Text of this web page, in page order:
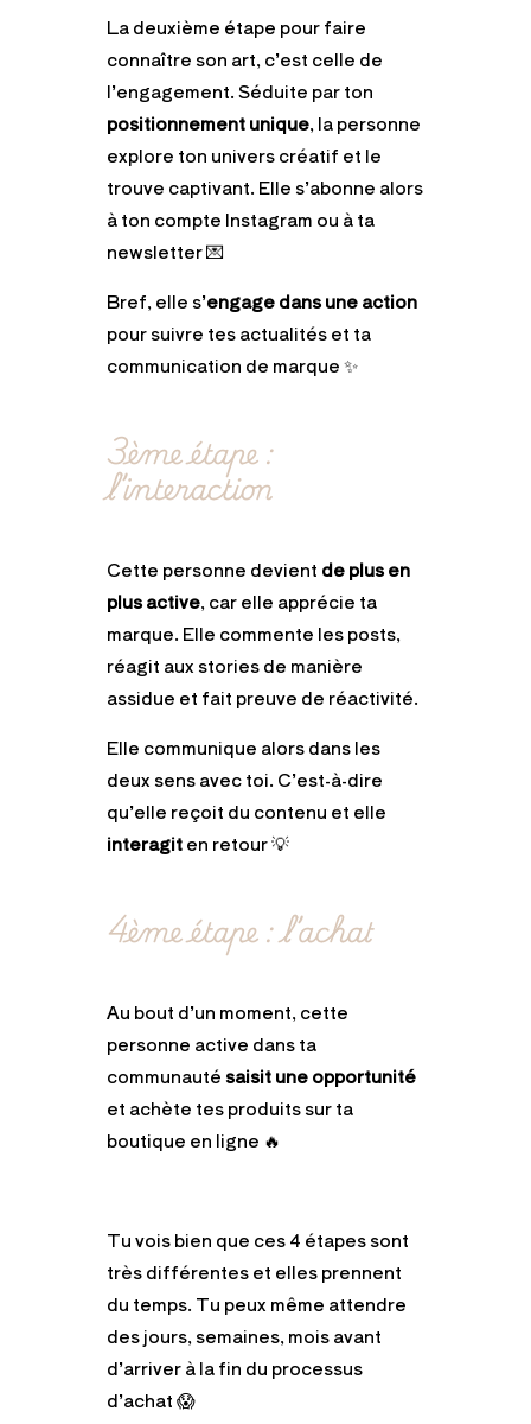
La deuxième étape pour faire
connaître son art, c’est celle de
l’engagement. Séduite par ton
positionnement unique, la personne
explore ton univers créatif et le
trouve captivant. Elle s’abonne alors
à ton compte Instagram ou à ta
newsletter 💌
Bref, elle s’engage dans une action
pour suivre tes actualités et ta
communication de marque ✨
3ème étape :
l’interaction
Cette personne devient de plus en
plus active, car elle apprécie ta
marque. Elle commente les posts,
réagit aux stories de manière
assidue et fait preuve de réactivité.
Elle communique alors dans les
deux sens avec toi. C’est-à-dire
qu’elle reçoit du contenu et elle
interagiten retour 💡
4ème étape : l’achat
Au bout d’un moment, cette
personne active dans ta
communautésaisit une opportunité
et achète tes produits sur ta
boutique en ligne 🔥
Tu vois bien que ces 4 étapes sont
très différentes et elles prennent
du temps. Tu peux même attendre
des jours, semaines, mois avant
d’arriver à la fin du processus
d’achat 😱